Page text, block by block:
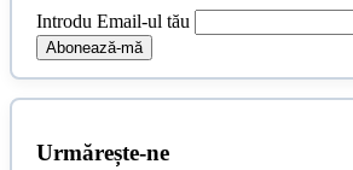
Introdu Email-ul tău
Urmărește-ne